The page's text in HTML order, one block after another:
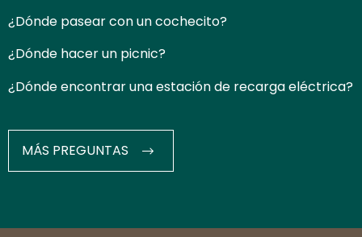
¿Dónde pasear con un cochecito?
¿Dónde hacer un picnic?
¿Dónde encontrar una estación de recarga eléctrica?
MÁS PREGUNTAS